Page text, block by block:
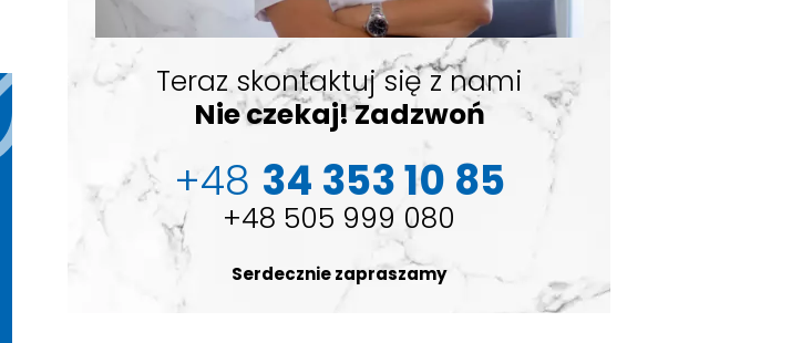
Teraz skontaktuj się z nami
Nie czekaj! Zadzwoń
+48 34 353 10 85
+48 505 999 080
Serdecznie zapraszamy